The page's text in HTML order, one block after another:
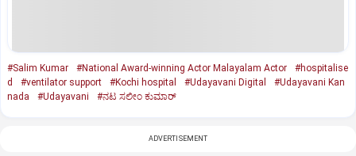
#Salim Kumar #National Award-winning Actor Malayalam Actor
#hospitalise
d
#ventilator support #Kochi hospital #Udayavani Digital
#Udayavani Kan
nada
#Udayavani #ನಟ ಸಲೀಂ ಕುಮಾರ್‌
ADVERTISEMENT